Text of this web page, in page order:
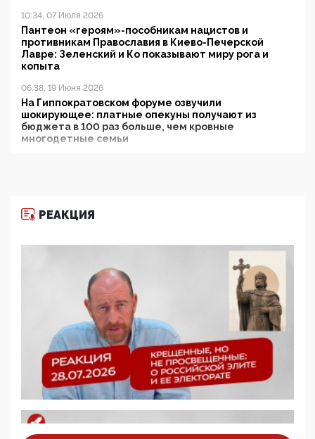
10:34, 07 Июля 2026
Пантеон «героям»-пособникам нацистов и
противникам Православия в Киево-Печерской
Лавре: Зеленский и Ко показывают миру рога и
копыта
06:38, 19 Июня 2026
На Гиппократовском форуме озвучили
шокирующее: платные опекуны получают из
бюджета в 100 раз больше, чем кровные
многодетные семьи
11:53, 09 Июня 2026
деятельность ИИТО ЮНЕСКО в России, но
цифроглобалисты продолжают определять
повестку в образовании
09:43, 01 Июня 2026
5G за счет здоровья граждан: Минцифры намерено
отобрать у регионов и муниципалитетов право
защищать жилые дома и социальные объекты от
05:58, 26 Мая 2026
Роскомнадзор освободили от борца с
деструктивным и опасным контентом
07:39, 25 Мая 2026
РЕАКЦИЯ